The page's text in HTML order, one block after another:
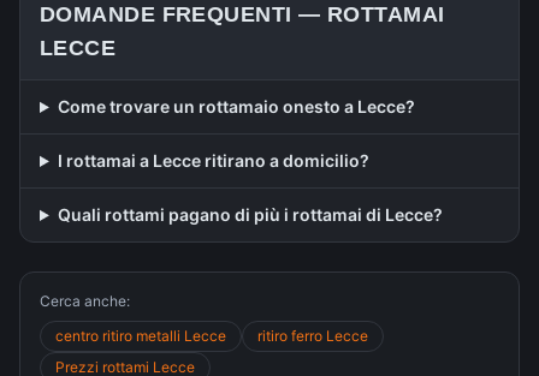
DOMANDE FREQUENTI — ROTTAMAI
LECCE
Come trovare un rottamaio onesto a Lecce?
I rottamai a Lecce ritirano a domicilio?
Quali rottami pagano di più i rottamai di Lecce?
Cerca anche:
centro ritiro metalli Lecce ritiro ferro Lecce
Prezzi rottami Lecce